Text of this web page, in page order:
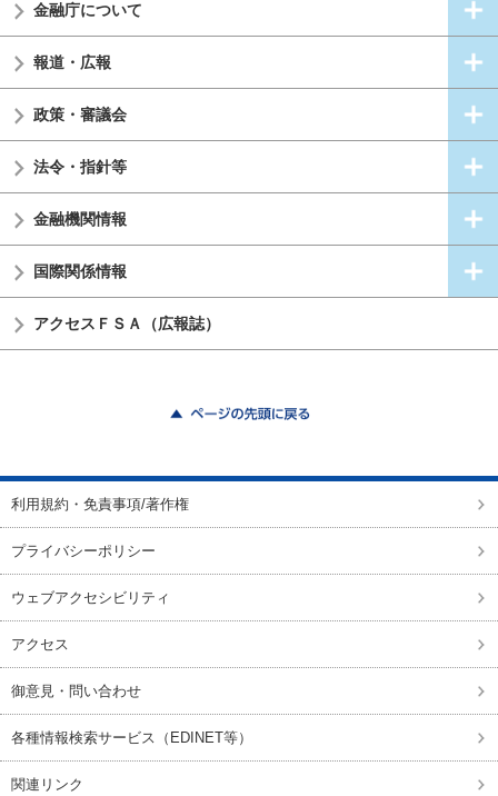
金融庁について
報道・広報
政策・審議会
法令・指針等
金融機関情報
国際関係情報
アクセスＦＳＡ（広報誌）
利用規約・免責事項/著作権
プライバシーポリシー
ウェブアクセシビリティ
アクセス
御意見・問い合わせ
各種情報検索サービス（EDINET等）
関連リンク